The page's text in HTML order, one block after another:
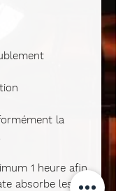
la
1 heure afin
absorbe les